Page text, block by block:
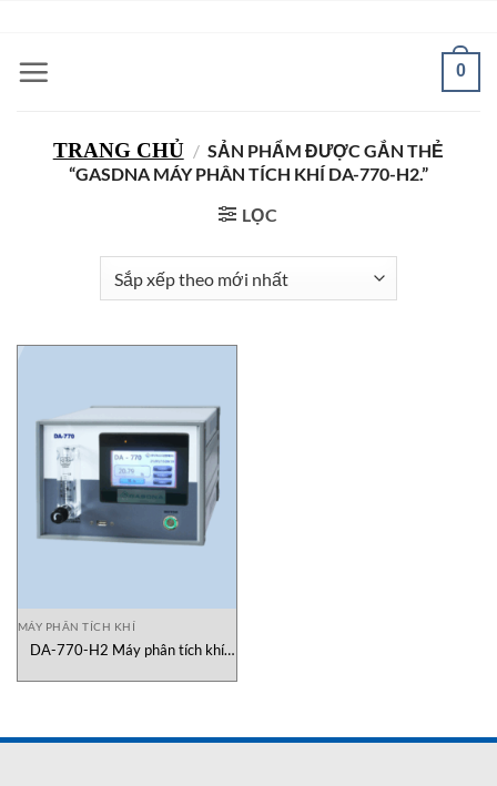
nội
0
TRANG CHỦ / SẢN PHẨM ĐƯỢC GẮN THẺ
“GASDNA MÁY PHÂN TÍCH KHÍ DA-770-H2.”
LỌC
MÁY PHÂN TÍCH KHÍ
DA-770-H2 Máy phân tích khí